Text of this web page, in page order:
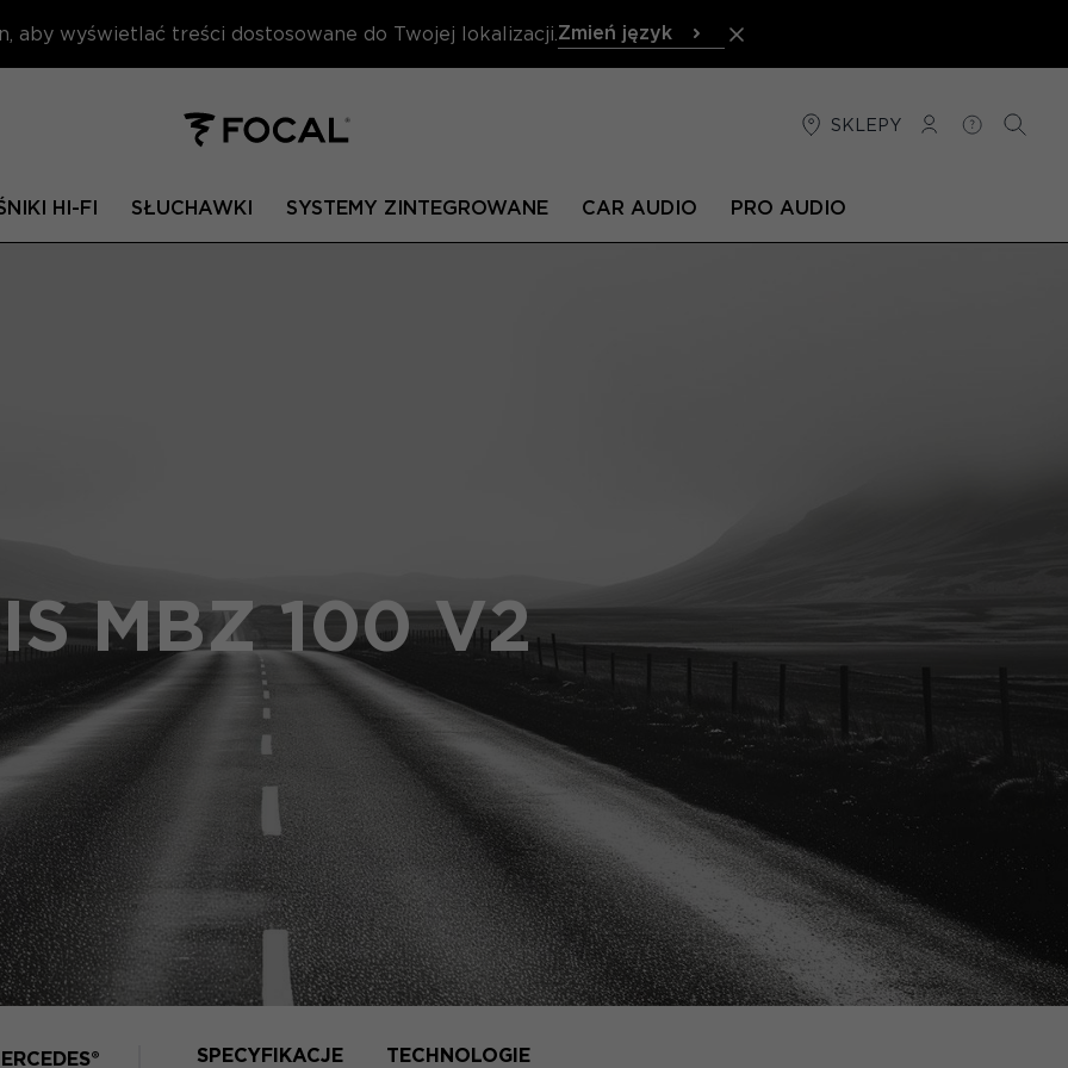
aby wyświetlać treści dostosowane do Twojej lokalizacji. Zmień język
SKLEPY
POŁĄCZENIE
POMOC
HI-FI SŁUCHAWKI SYSTEMY ZINTEGROWANE CAR AUDIO PRO AUDIO
IS MBZ 100 V2
SPECYFIKACJE TECHNOLOGIE